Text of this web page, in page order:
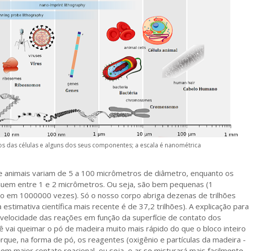
das células e alguns dos seus componentes; a escala é nanométrica
variam de 5 a 100 micrômetros de diâmetro, enquanto os
entre 1 e 2 micrômetros. Ou seja, são bem pequenas (1
em 1000000 vezes). Só o nosso corpo abriga dezenas de trilhões
estimativa científica mais recente é de 37,2 trilhões). A explicação para
das reações em função da superfície de contato dos
vai queimar o pó de madeira muito mais rápido do que o bloco inteiro
na forma de pó, os reagentes (oxigênio e partículas da madeira -